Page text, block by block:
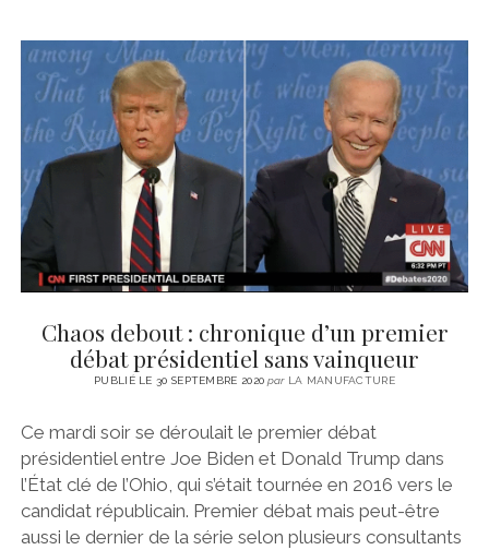
Chaos debout : chronique d’un premier
débat présidentiel sans vainqueur
PUBLIÉ LE 30 SEPTEMBRE 2020parLA MANUFACTURE
Ce mardi soir se déroulait le premier débat
présidentiel entre Joe Biden et Donald Trump dans
l’État clé de l’Ohio, qui s’était tournée en 2016 vers le
candidat républicain. Premier débat mais peut-être
aussi le dernier de la série selon plusieurs consultants